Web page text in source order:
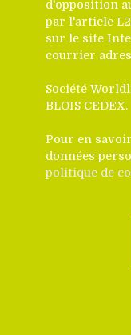
d'opposition
par l'article
sur le site
courrier
Société
BLOIS CEDEX.
Pour en
données
politique de